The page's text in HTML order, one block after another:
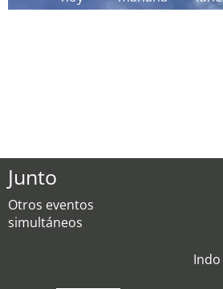
Junto
Otros eventos
simultáneos